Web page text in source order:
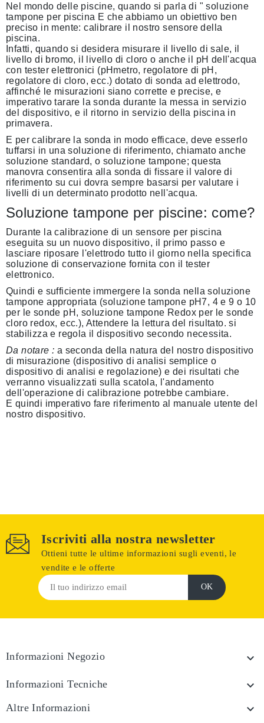
Nel mondo delle piscine, quando si parla di "soluzione
tampone per piscina E che abbiamo un obiettivo ben
preciso in mente: calibrare il nostro sensore della
piscina.
Infatti, quando si desidera misurare il livello di sale, il
livello di bromo, il livello di cloro o anche il pH dell'acqua
con tester elettronici (pHmetro, regolatore di pH,
regolatore di cloro, ecc.) dotato di sonda ad elettrodo,
affinché le misurazioni siano corrette e precise, e
imperativo tarare la sonda durante la messa in servizio
del dispositivo, e il ritorno in servizio della piscina in
primavera.
E per calibrare la sonda in modo efficace, deve esserlo
tuffarsi in una soluzione di riferimento, chiamato anche
soluzione standard, o soluzione tampone; questa
manovra consentira alla sonda di fissare il valore di
riferimento su cui dovra sempre basarsi per valutare i
livelli di un determinato prodotto nell'acqua.
Soluzione tampone per piscine: come?
Durante la calibrazione di un sensore per piscina
eseguita su un nuovo dispositivo, il primo passo e
lasciare riposare l'elettrodo tutto il giorno nella specifica
soluzione di conservazione fornita con il tester
elettronico.
Quindi e sufficiente immergere la sonda nella soluzione
tampone appropriata (soluzione tampone pH7, 4 e 9 o 10
per le sonde pH, soluzione tampone Redox per le sonde
cloro redox, ecc.), Attendere la lettura del risultato. si
stabilizza e regola il dispositivo secondo necessita.
Da notare : a seconda della natura del nostro dispositivo
di misurazione (dispositivo di analisi semplice o
dispositivo di analisi e regolazione) e dei risultati che
verranno visualizzati sulla scatola, l'andamento
dell'operazione di calibrazione potrebbe cambiare.
E quindi imperativo fare riferimento al manuale utente del
nostro dispositivo.
Iscriviti alla nostra newsletter
Ottieni tutte le ultime informazioni sugli eventi, le
vendite e le offerte
Informazioni Negozio 
Informazioni Tecniche 
Altre Informazioni 